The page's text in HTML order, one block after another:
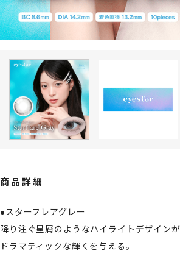
商品詳細
●スターフレアグレー
降り注ぐ星屑のようなハイライトデザインが
ドラマティックな輝くを与える。